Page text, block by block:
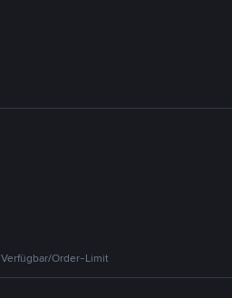
Verfügbar/Order-Limit